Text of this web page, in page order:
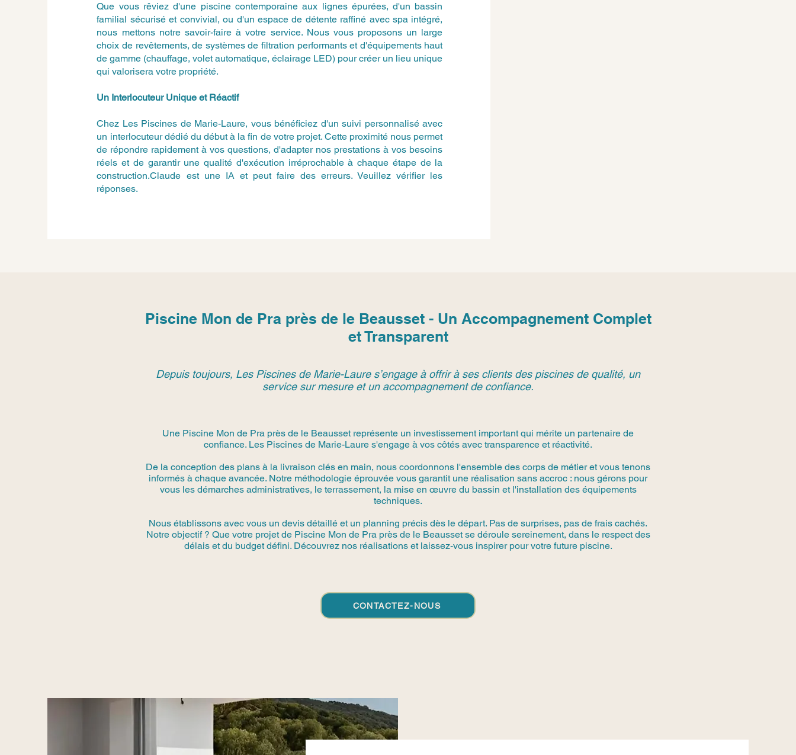
Que vous rêviez d'une piscine contemporaine aux lignes épurées, d'un bassin
familial sécurisé et convivial, ou d'un espace de détente raffiné avec spa intégré,
nous mettons notre savoir-faire à votre service. Nous vous proposons un large
choix de revêtements, de systèmes de filtration performants et d'équipements haut
de gamme (chauffage, volet automatique, éclairage LED) pour créer un lieu unique
qui valorisera votre propriété.
Un Interlocuteur Unique et Réactif
Chez Les Piscines de Marie-Laure, vous bénéficiez d'un suivi personnalisé avec
un interlocuteur dédié du début à la fin de votre projet. Cette proximité nous permet
de répondre rapidement à vos questions, d'adapter nos prestations à vos besoins
réels et de garantir une qualité d'exécution irréprochable à chaque étape de la
construction.Claude est une IA et peut faire des erreurs. Veuillez vérifier les
réponses.
Piscine Mon de Pra près de le Beausset - Un Accompagnement Complet
et Transparent
Depuis toujours, Les Piscines de Marie-Laure s’engage à offrir à ses clients des piscines de qualité, un
service sur mesure et un accompagnement de confiance.
Une Piscine Mon de Pra près de le Beausset représente un investissement important qui mérite un partenaire de
confiance. Les Piscines de Marie-Laure s'engage à vos côtés avec transparence et réactivité.
De la conception des plans à la livraison clés en main, nous coordonnons l'ensemble des corps de métier et vous tenons
informés à chaque avancée. Notre méthodologie éprouvée vous garantit une réalisation sans accroc : nous gérons pour
vous les démarches administratives, le terrassement, la mise en œuvre du bassin et l'installation des équipements
techniques.
Nous établissons avec vous un devis détaillé et un planning précis dès le départ. Pas de surprises, pas de frais cachés.
Notre objectif ? Que votre projet de Piscine Mon de Pra près de le Beausset se déroule sereinement, dans le respect des
délais et du budget défini. Découvrez nos réalisations et laissez-vous inspirer pour votre future piscine.
CONTACTEZ-NOUS